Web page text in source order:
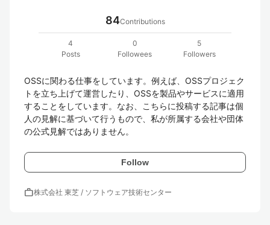
84Contributions
4
Posts
0
Followees
5
Followers
OSSに関わる仕事をしています。例えば、OSSプロジェク
トを立ち上げて運営したり、OSSを製品やサービスに適用
することをしています。なお、こちらに投稿する記事は個
人の見解に基づいて行うもので、私が所属する会社や団体
の公式見解ではありません。
Follow
work株式会社 東芝 / ソフトウェア技術センター